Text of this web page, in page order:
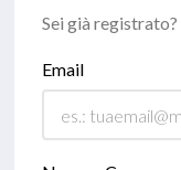
Sei già registrato?
Email